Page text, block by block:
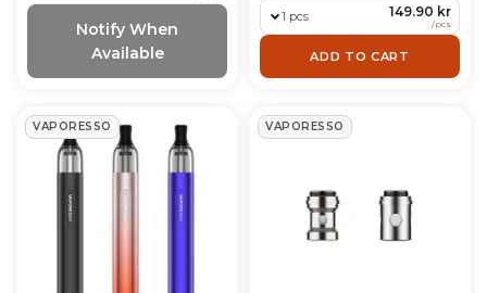
Notify When
Available
1 pcs 149.90 kr
/pcs
ADD TO CART
VAPORESSO VAPORESSO